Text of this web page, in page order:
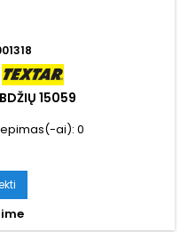
15059
ai): 0